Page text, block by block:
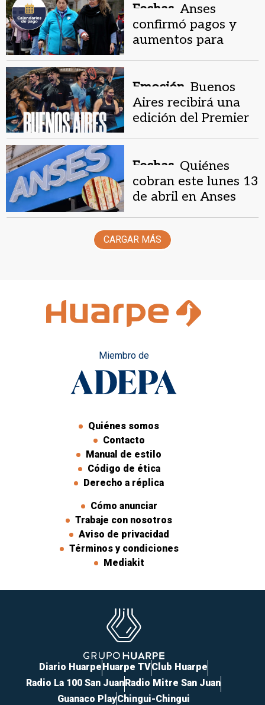
Fechas. Anses
confirmó pagos y
aumentos para
Emoción. Buenos
Aires recibirá una
edición del Premier
Fechas. Quiénes
cobran este lunes 13
de abril en Anses
CARGAR MÁS
Miembro de
Quiénes somos
Contacto
Manual de estilo
Código de ética
Derecho a réplica
Cómo anunciar
Trabaje con nosotros
Aviso de privacidad
Términos y condiciones
Mediakit
Diario HuarpeHuarpe TVClub Huarpe
Radio La 100 San JuanRadio Mitre San Juan
Guanaco PlayChingui-Chingui